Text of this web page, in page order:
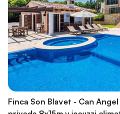
Finca Son Blavet - Can